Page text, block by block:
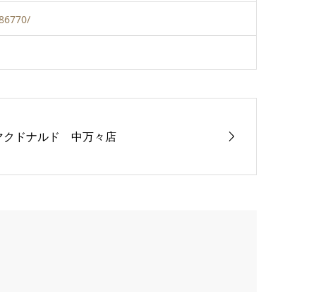
クドナルド 中万々店